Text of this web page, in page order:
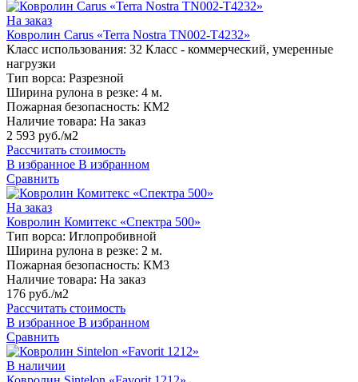
На заказ
Ковролин Carus «Terra Nostra TN002-T4232»
Класс использования: 32 Класс - коммерческий, умеренные
нагрузки
Тип ворса: Разрезной
Ширина рулона в резке: 4 м.
Пожарная безопасность: КМ2
Наличие товара: На заказ
2 593 руб./м2
Рассчитать стоимость
В избранное В избранном
Сравнить
На заказ
Ковролин Комитекс «Спектра 500»
Тип ворса: Иглопробивной
Ширина рулона в резке: 2 м.
Пожарная безопасность: КМ3
Наличие товара: На заказ
176 руб./м2
Рассчитать стоимость
В избранное В избранном
Сравнить
В наличии